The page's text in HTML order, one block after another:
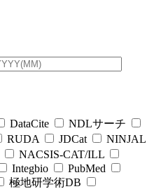
DataCite
NDLサーチ
RUDA JDCat
NINJAL
NACSIS-CAT/ILL
Integbio
PubMed
極地研学術DB